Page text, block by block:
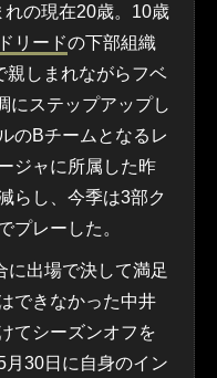
の現在20歳。10歳
リードの下部組織
親しまれながらフベ
にステップアップし
のBチームとなるレ
ジャに所属した昨
らし、今季は3部ク
プレーした。
出場で決して満足
できなかった中井
てシーズンオフを
月30日に自身のイン